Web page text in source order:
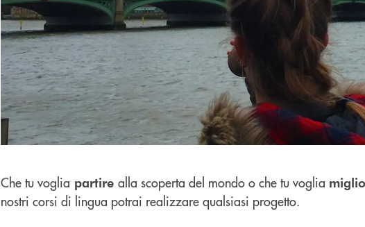
Che tu voglia partire alla scoperta del mondo o che tu voglia
nostri corsi di lingua potrai realizzare qualsiasi progetto.